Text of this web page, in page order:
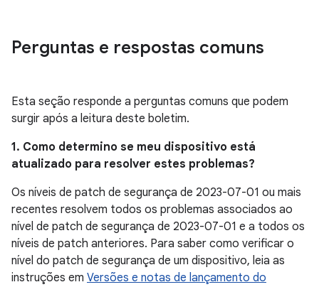
Perguntas e respostas comuns
Esta seção responde a perguntas comuns que podem
surgir após a leitura deste boletim.
1. Como determino se meu dispositivo está
atualizado para resolver estes problemas?
Os níveis de patch de segurança de 2023-07-01 ou mais
recentes resolvem todos os problemas associados ao
nível de patch de segurança de 2023-07-01 e a todos os
níveis de patch anteriores. Para saber como verificar o
nível do patch de segurança de um dispositivo, leia as
instruções em Versões e notas de lançamento do